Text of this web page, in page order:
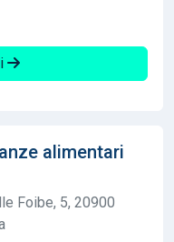
alimentari
Foibe, 5, 20900